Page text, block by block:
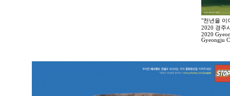
"천년을 이
2020 경주
2020
Gyeongju